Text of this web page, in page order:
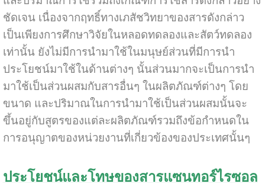
ชัดเจน เนื่องจากฤทธิ์ทางเภสัชวิทยาของสารดังกล่าว
เป็นเพียงการศึกษาวิจัยในหลอดทดลองและสัตว์ทดลอง
เท่านั้น ยังไม่มีการนำมาใช้ในมนุษย์ส่วนที่มีการนำ
ประโยชน์มาใช้ในด้านต่างๆ นั้นส่วนมากจะเป็นการนำ
มาใช้เป็นส่วนผสมกับสารอื่นๆ ในผลิตภัณฑ์ต่างๆ โดย
ขนาด และปริมาณในการนำมาใช้เป็นส่วนผสมนั้นจะ
ขึ้นอยู่กับสูตรของแต่ละผลิตภัณฑ์รวมถึงข้อกำหนดใน
การอนุญาตของหน่วยงานที่เกี่ยวข้องของประเทศนั้นๆ
ประโยชน์และโทษของสารแซนทอร์ไรซอล